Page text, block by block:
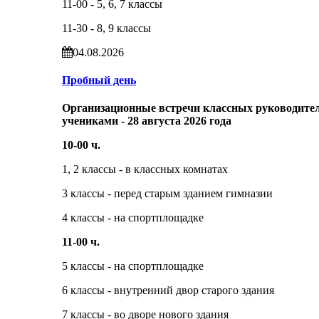
11-00 - 5, 6, 7 классы
11-30 - 8, 9 классы
04.08.2026
Пробный день
Организационные встречи классных
учениками - 28 августа 2026 года
10-00 ч.
1, 2 классы - в классных комнатах
3 классы - перед старым зданием гимназии
4 классы - на спортплощадке
11-00 ч.
5 классы - на спортплощадке
6 классы - внутренний двор старого здания
7 классы - во дворе нового здания